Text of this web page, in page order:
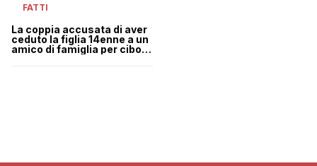
FATTI
La coppia accusata di aver
ceduto la figlia 14enne a un
amico di famiglia per cibo e